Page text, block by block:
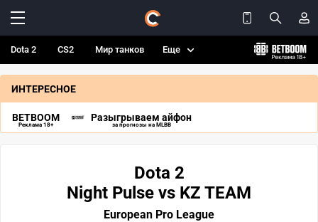
Dota 2 CS2 Мир танков Еще
ИНТЕРЕСНОЕ
BETBOOM
Реклама 18+
Разыгрываем айфон
за прогнозы на MLBB
Dota 2
Night Pulse vs KZ TEAM
European Pro League